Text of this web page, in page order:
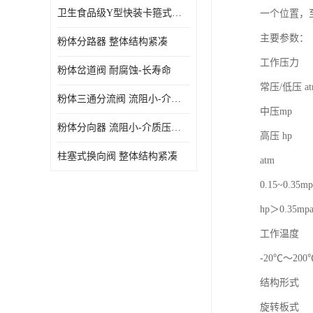
卫生食品级Y型快装卡箍式分路阀 结构坚固-不易变形
粉体分路器 整体结构紧凑
粉体岔道阀 耐腐蚀-长寿命
粉体三通分流阀 流阻小-介质压力损失少
粉体分向器 流阻小-介质压力损失少
柱塞式换向阀 整体结构紧凑
一个位置，
主要参数：
工作压力
常压/低压
中压mp
高压 hp
atm
hp＞0.35mpa
工作温度
-20℃～
结构形式
旋转板式